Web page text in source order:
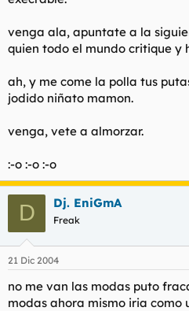
venga ala, apuntate a la
quien todo el mundo critique y
ah, y me come la polla tus
jodido niñato mamon.
venga, vete a almorzar.
:-o :-o :-o
D Dj. EniGmA
Freak
21 Dic 2004
no me van las modas puto
modas ahora mismo iria como